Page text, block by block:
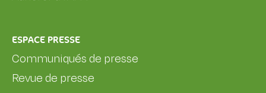
ESPACE PRESSE
Communiqués de presse
Revue de presse